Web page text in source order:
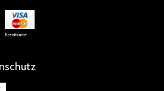
Kreditkarte